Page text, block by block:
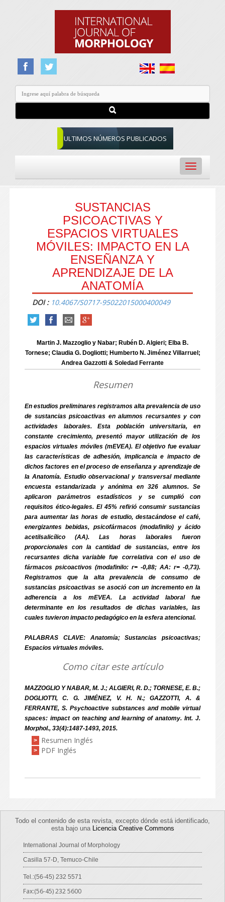
ULTIMOS NÚMEROS PUBLICADOS
Toggle
navigation
SUSTANCIAS
PSICOACTIVAS Y
ESPACIOS VIRTUALES
MÓVILES: IMPACTO EN LA
ENSEÑANZA Y
APRENDIZAJE DE LA
ANATOMÍA
DOI : 10.4067/S0717-95022015000400049
Martin J. Mazzoglio y Nabar; Rubén D. Algieri; Elba B.
Tornese; Claudia G. Dogliotti; Humberto N. Jiménez Villarruel;
Andrea Gazzotti & Soledad Ferrante
Resumen
En estudios preliminares registramos alta prevalencia de uso
de sustancias psicoactivas en alumnos recursantes y con
actividades laborales. Esta población universitaria, en
constante crecimiento, presentó mayor utilización de los
espacios virtuales móviles (mEVEA). El objetivo fue evaluar
las características de adhesión, implicancia e impacto de
dichos factores en el proceso de enseñanza y aprendizaje de
la Anatomía. Estudio observacional y transversal mediante
encuesta estandarizada y anónima en 326 alumnos. Se
aplicaron parámetros estadísticos y se cumplió con
requisitos ético-legales. El 45% refirió consumir sustancias
para aumentar las horas de estudio, destacándose el café,
energizantes bebidas, psicofármacos (modafinilo) y ácido
acetilsalicílico (AA). Las horas laborales fueron
proporcionales con la cantidad de sustancias, entre los
recursantes dicha variable fue correlativa con el uso de
fármacos psicoactivos (modafinilo: r= -0,88; AA: r= -0,73).
Registramos que la alta prevalencia de consumo de
sustancias psicoactivas se asoció con un incremento en la
adherencia a los mEVEA. La actividad laboral fue
determinante en los resultados de dichas variables, las
cuales tuvieron impacto pedagógico en la esfera atencional.
PALABRAS CLAVE: Anatomía; Sustancias psicoactivas;
Espacios virtuales móviles.
Como citar este artículo
MAZZOGLIO Y NABAR, M. J.; ALGIERI, R. D.; TORNESE, E. B.;
DOGLIOTTI, C. G. JIMÉNEZ, V. H. N.; GAZZOTTI, A. &
FERRANTE, S. Psychoactive substances and mobile virtual
spaces: impact on teaching and learning of anatomy. Int. J.
Morphol., 33(4):1487-1493, 2015.
>
Resumen Inglés
> PDF Inglés
Todo el contenido de esta revista, excepto dónde está identificado,
esta bajo una Licencia Creative Commons
International Journal of Morphology
Casilla 57-D, Temuco-Chile
Tel.:(56-45) 232 5571
Fax:(56-45) 232 5600